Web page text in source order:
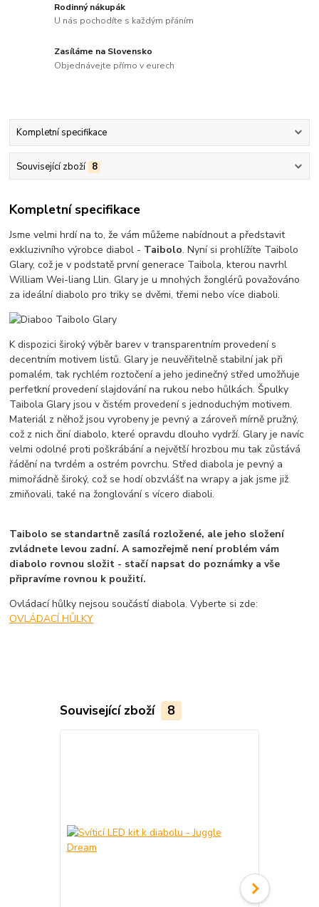
Rodinný nákupák
U nás pochodíte s každým přáním
Zasíláme na Slovensko
Objednávejte přímo v eurech
Kompletní specifikace
Související zboží 8
Kompletní specifikace
Jsme velmi hrdí na to, že vám můžeme nabídnout a představit
exkluzivního výrobce diabol - Taibolo. Nyní si prohlížíte Taibolo
Glary, což je v podstatě první generace Taibola, kterou navrhl
William Wei-liang Llin. Glary je u mnohých žonglérů považováno
za ideální diabolo pro triky se dvěmi, třemi nebo více diaboli.
K dispozici široký výběr barev v transparentním provedení s
decentním motivem listů. Glary je neuvěřitelně stabilní jak při
pomalém, tak rychlém roztočení a jeho jedinečný střed umožňuje
perfetkní provedení slajdování na rukou nebo hůlkách. Špulky
Taibola Glary jsou v čistém provedení s jednoduchým motivem.
Materiál z něhož jsou vyrobeny je pevný a zároveň mírně pružný,
což z nich činí diabolo, které opravdu dlouho vydrží. Glary je navíc
velmi odolné proti poškrábání a největší hrozbou mu tak zůstává
řádění na tvrdém a ostrém povrchu. Střed diabola je pevný a
mimořádně široký, což se hodí obzvlášť na wrapy a jak jsme již
zmiňovali, také na žonglování s vícero diaboli.
Taibolo se standartně zasílá rozložené, ale jeho složení
zvládnete levou zadní. A samozřejmě není problém vám
diabolo rovnou složit - stačí napsat do poznámky a vše
připravíme rovnou k použití.
Ovládací hůlky nejsou součástí diabola. Vyberte si zde:
OVLÁDACÍ HŮLKY
Související zboží 8